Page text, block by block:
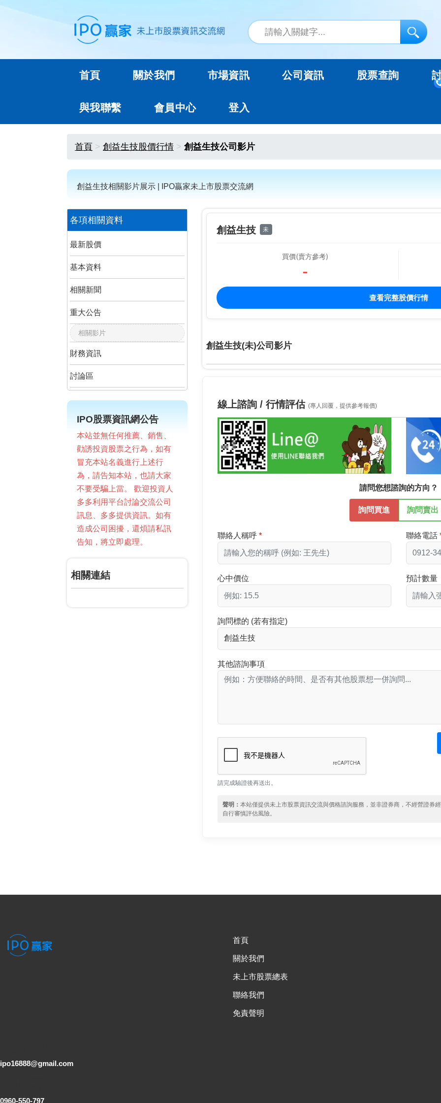
首頁 關於我們 市場資訊 公司資訊 股票查詢
與我聯繫 會員中心 登入
首頁 創益生技股價行情 創益生技公司影片
創益生技相關影片展示 | IPO贏家未上市股票交流網
各項相關資料
最新股價
基本資料
相關新聞
重大公告
相關影片
財務資訊
討論區
IPO股票資訊網公告
本站並無任何推薦、銷售、
勸誘投資股票之行為，如有
冒充本站名義進行上述行
為，請告知本站，也請大家
不要受騙上當。 歡迎投資人
多多利用平台討論交流公司
訊息、多多提供資訊。如有
造成公司困擾，還煩請私訊
告知，將立即處理。
相關連結
創益生技 未
買價(賣方參考)
-
查看完整股價行情
創益生技(未)公司影片
線上諮詢 / 行情評估(專人回覆，提供參考報價)
請問您想諮詢的方向？
詢問買進 詢問賣出
聯絡人稱呼 聯絡電話
心中價位 預計數量
詢問標的 (若有指定)
其他諮詢事項
請完成驗證後再送出。
聲明：本站僅提供未上市股票資訊交流與價格諮詢服務，並非證券商，不經營證券
自行審慎評估風險。
首頁
關於我們
未上市股票總表
聯絡我們
免責聲明
ipo16888@gmail.com
0960-550-797